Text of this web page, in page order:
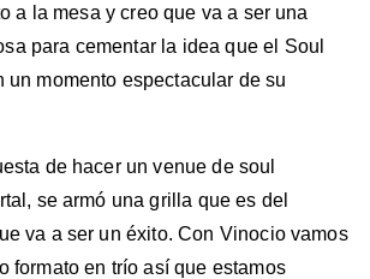
a la mesa y creo que va a ser una
para cementar la idea que el Soul
un momento espectacular de su
de hacer un venue de soul
se armó una grilla que es del
va a ser un éxito. Con Vinocio vamos
formato en trío así que estamos